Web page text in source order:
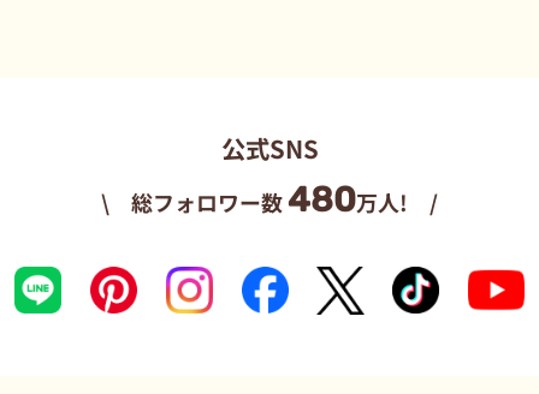
公式SNS
\ 総フォロワー数480万人! /